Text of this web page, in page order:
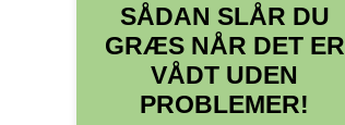
SÅDAN SLÅR DU
GRÆS NÅR DET ER
VÅDT UDEN
PROBLEMER!